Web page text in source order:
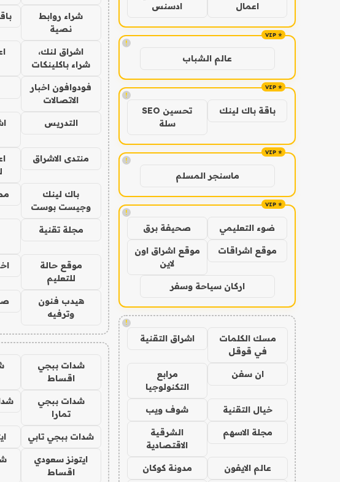
اعمال
ادسنس
!
عالم الشباب
!
باقة باك لينك
تحسين SEO
سلة
!
ماسنجر المسلم
!
ضوء التعليمي صحيفة برق
موقع اشراقات
موقع اشراق اون
لاين
اركان سياحة وسفر
!
مسك الكلمات
في قوقل
اشراق التقنية
ان سفن
مرابع
التكنولوجيا
خيال التقنية شوف ويب
مجلة الاسهم
الشرقية
الاقتصادية
عالم الايفون مدونة كوكان
شراء روابط
نصية
اشراق لنك،
شراء باكلينكات
فودوافون اخبار
الاتصالات
التدريس
منتدى الاشراق
باك لينك
وجيست بوست
مجلة تقنية
موقع حالة
للتعليم
هيدب فنون
وترفيه
شدات ببجي
اقساط
شدات ببجي
تمارا
شدات ببجي تابي
ايتونز سعودي
اقساط